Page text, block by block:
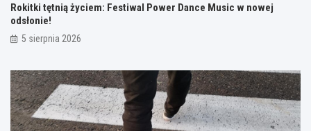
Rokitki tętnią życiem: Festiwal Power Dance Music w nowej
odsłonie!
5 sierpnia 2026